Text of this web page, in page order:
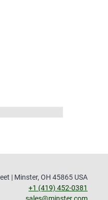
| Minster, OH 45865 USA
+1 (419) 452-0381
sales@minster.com